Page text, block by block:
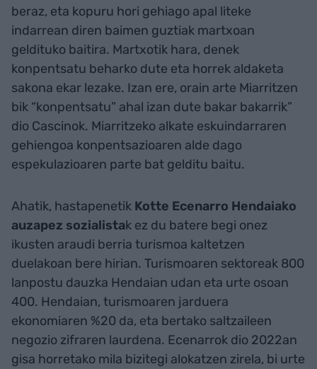
beraz, eta kopuru hori gehiago apal liteke
indarrean diren baimen guztiak martxoan
geldituko baitira. Martxotik hara, denek
konpentsatu beharko dute eta horrek aldaketa
sakona ekar lezake. Izan ere, orain arte Miarritzen
bik “konpentsatu” ahal izan dute bakar bakarrik”
dio Cascinok. Miarritzeko alkate eskuindarraren
gehiengoa konpentsazioaren alde dago
espekulazioaren parte bat gelditu baitu.
Ahatik, hastapenetik Kotte Ecenarro Hendaiako
auzapez sozialistak ez du batere begi onez
ikusten araudi berria turismoa kaltetzen
duelakoan bere hirian. Turismoaren sektoreak 800
lanpostu dauzka Hendaian udan eta urte osoan
400. Hendaian, turismoaren jarduera
ekonomiaren %20 da, eta bertako saltzaileen
negozio zifraren laurdena. Ecenarrok dio 2022an
gisa horretako mila bizitegi alokatzen zirela, bi urte